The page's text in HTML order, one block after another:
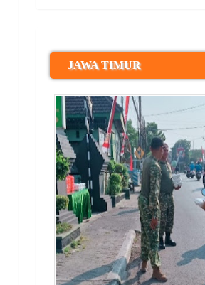
JAWA TIMUR